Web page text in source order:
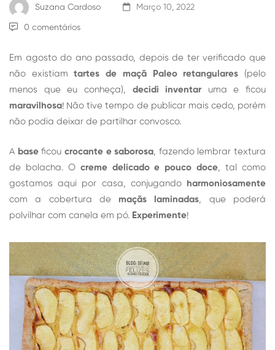
Suzana Cardoso Março 10, 2022
0 comentários
Em agosto do ano passado, depois de ter verificado que
não existiamtartes de maçã Paleo retangulares (pelo
menos que eu conheça), decidi inventar uma e ficou
maravilhosa! Não tive tempo de publicar mais cedo, porém
não podia deixar de partilhar convosco.
A baseficou crocante e saborosa, fazendo lembrar textura
de bolacha. O creme delicado e pouco doce, tal como
gostamos aqui por casa, conjugando harmoniosamente
com a cobertura de maçãs laminadas, que poderá
polvilhar com canela em pó. Experimente!